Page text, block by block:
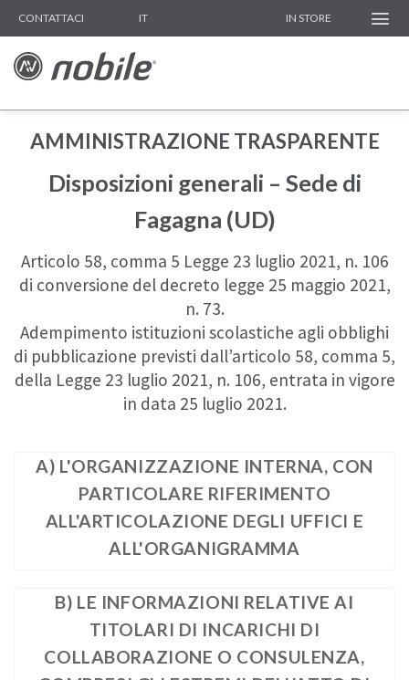
Skip
to
content
CONTATTACI IT IN STORE
AMMINISTRAZIONE TRASPARENTE
Disposizioni generali – Sede di
Fagagna (UD)
Articolo 58, comma 5 Legge 23 luglio 2021, n. 106
di conversione del decreto legge 25 maggio 2021,
n. 73.
Adempimento istituzioni scolastiche agli obblighi
di pubblicazione previsti dall’articolo 58, comma 5,
della Legge 23 luglio 2021, n. 106, entrata in vigore
in data 25 luglio 2021.
A) L'ORGANIZZAZIONE INTERNA, CON
PARTICOLARE RIFERIMENTO
ALL'ARTICOLAZIONE DEGLI UFFICI E
ALL'ORGANIGRAMMA
B) LE INFORMAZIONI RELATIVE AI
TITOLARI DI INCARICHI DI
COLLABORAZIONE O CONSULENZA,